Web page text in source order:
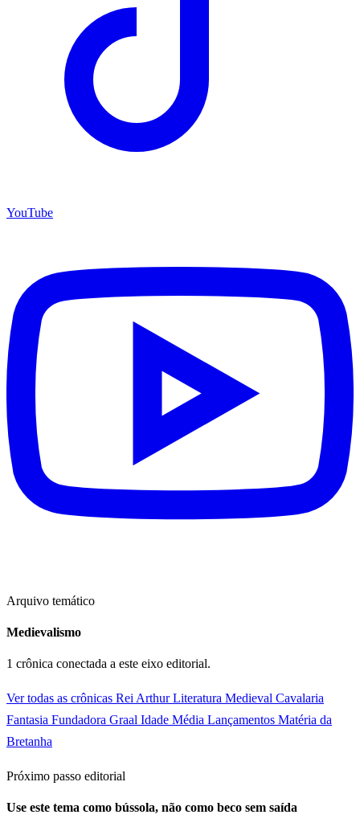
YouTube
Arquivo temático
Medievalismo
1 crônica conectada a este eixo editorial.
Ver todas as crônicas Rei ArthurLiteratura Medieval Cavalaria
Fantasia Fundadora Graal Idade Média Lançamentos Matéria da
Bretanha
Próximo passo editorial
Use este tema como bússola, não como beco sem saída